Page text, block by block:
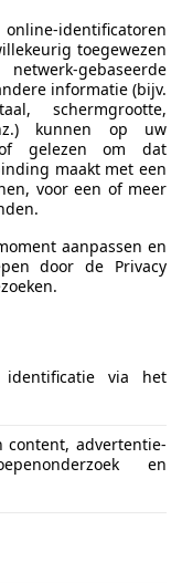
identificatoren
toegewezen
gebaseerde
informatie (bijv.
schermgrootte,
kunnen op uw
gelezen om dat
maakt met een
voor een of meer
aanpassen en
door de Privacy
identificatie via het
content, advertentie-
en